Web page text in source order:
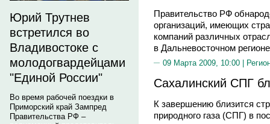
Юрий Трутнев
встретился во
Владивостоке с
молодогвардейцами
"Единой России"
Во время рабочей поездки в
Приморский край Зампред
Правительства РФ –
Правительство РФ
организаций, имеющих
компаний различных
в Дальневосточном
09 Марта 2009, 10:00 |
Сахалинский СПГ
К завершению близится
природного газа (СПГ) в